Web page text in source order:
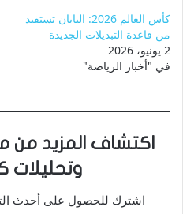
كأس العالم 2026: اليابان تستفيد
من قاعدة التبديلات الجديدة
2 يونيو، 2026
في "أخبار الرياضة"
اكتشاف المزيد من
وتحليلات
اشترك للحصول على أحدث